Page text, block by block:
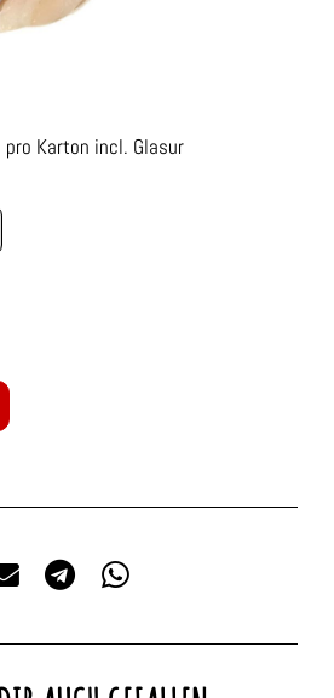
Karton incl. Glasur